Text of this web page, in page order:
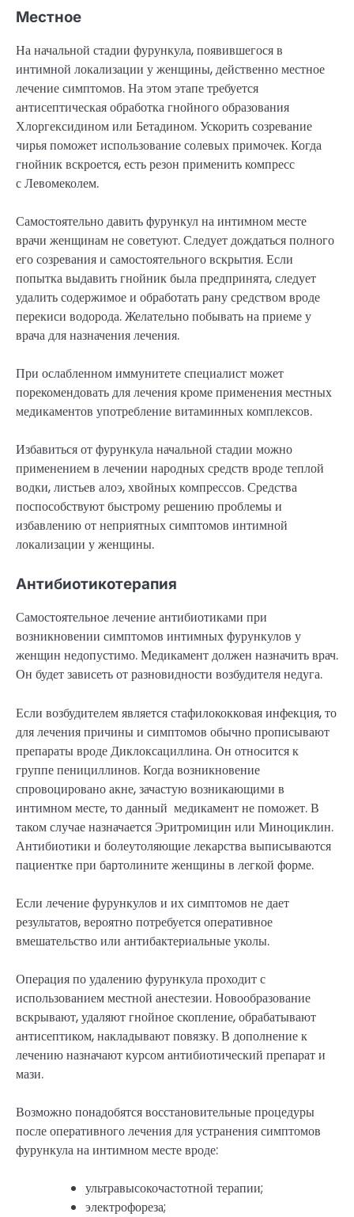
Местное
На начальной стадии фурункула, появившегося в
интимной локализации у женщины, действенно местное
лечение симптомов. На этом этапе требуется
антисептическая обработка гнойного образования
Хлоргексидином или Бетадином. Ускорить созревание
чирья поможет использование солевых примочек. Когда
гнойник вскроется, есть резон применить компресс
с Левомеколем.
Самостоятельно давить фурункул на интимном месте
врачи женщинам не советуют. Следует дождаться полного
его созревания и самостоятельного вскрытия. Если
попытка выдавить гнойник была предпринята, следует
удалить содержимое и обработать рану средством вроде
перекиси водорода. Желательно побывать на приеме у
врача для назначения лечения.
При ослабленном иммунитете специалист может
порекомендовать для лечения кроме применения местных
медикаментов употребление витаминных комплексов.
Избавиться от фурункула начальной стадии можно
применением в лечении народных средств вроде теплой
водки, листьев алоэ, хвойных компрессов. Средства
поспособствуют быстрому решению проблемы и
избавлению от неприятных симптомов интимной
локализации у женщины.
Антибиотикотерапия
Самостоятельное лечение антибиотиками при
возникновении симптомов интимных фурункулов у
женщин недопустимо. Медикамент должен назначить врач.
Он будет зависеть от разновидности возбудителя недуга.
Если возбудителем является стафилококковая инфекция, то
для лечения причины и симптомов обычно прописывают
препараты вроде Диклоксациллина. Он относится к
группе пенициллинов. Когда возникновение
спровоцировано акне, зачастую возникающими в
интимном месте, то данный медикамент не поможет. В
таком случае назначается Эритромицин или Миноциклин.
Антибиотики и болеутоляющие лекарства выписываются
пациентке при бартолините женщины в легкой форме.
Если лечение фурункулов и их симптомов не дает
результатов, вероятно потребуется оперативное
вмешательство или антибактериальные уколы.
Операция по удалению фурункула проходит с
использованием местной анестезии. Новообразование
вскрывают, удаляют гнойное скопление, обрабатывают
антисептиком, накладывают повязку. В дополнение к
лечению назначают курсом антибиотический препарат и
мази.
Возможно понадобятся восстановительные процедуры
после оперативного лечения для устранения симптомов
фурункула на интимном месте вроде:
ультравысокочастотной терапии;
электрофореза;